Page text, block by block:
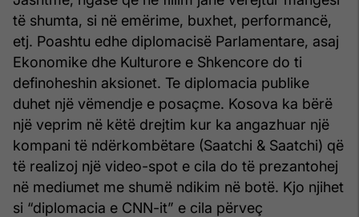
të shumta, si në emërime, buxhet, performancë,
etj. Poashtu edhe diplomacisë Parlamentare, asaj
Ekonomike dhe Kulturore e Shkencore do ti
definoheshin aksionet. Te diplomacia publike
duhet një vëmendje e posaçme. Kosova ka bërë
një veprim në këtë drejtim kur ka angazhuar një
kompani të ndërkombëtare (Saatchi & Saatchi) që
të realizoj një video-spot e cila do të prezantohej
në mediumet me shumë ndikim në botë. Kjo njihet
si “diplomacia e CNN-it” e cila përveç